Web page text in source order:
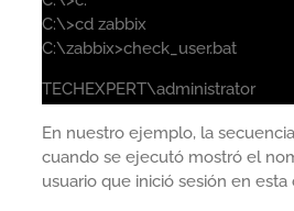
C:\>cd zabbix
C:\zabbix>check_user.bat
TECHEXPERT\administrator
En nuestro ejemplo, la
cuando se ejecutó mostró el
usuario que inició sesión en esta